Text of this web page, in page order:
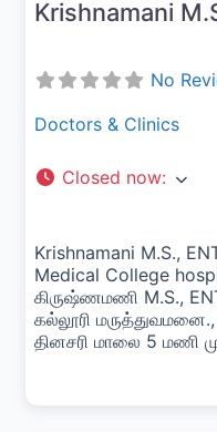
Krishnamani
No
Doctors & Clinics
Closed now:
Krishnamani M.S.,
Medical College
கிருஷ்ணமணி M.S.,
கல்லூரி மருத்துவமனை.,
தினசரி மாலை 5 மணி